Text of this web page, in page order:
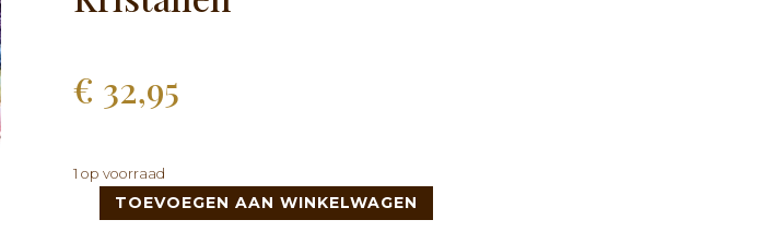
€ 32,95
1 op voorraad
Spiritueel
TOEVOEGEN AAN WINKELWAGEN